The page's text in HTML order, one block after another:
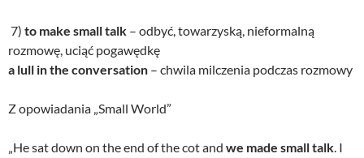
7) to make small talk – odbyć, towarzyską, nieformalną
rozmowę, uciąć pogawędkę
a lull in the conversation – chwila milczenia podczas rozmowy
Z opowiadania „Small World”
„He sat down on the end of the cot and we made small talk. I